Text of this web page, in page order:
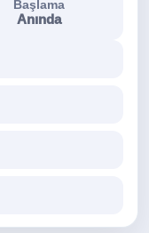
Başlama
Anında